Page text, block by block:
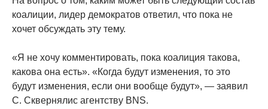
коалиции, лидер демократов ответил, что пока не
хочет обсуждать эту тему.
«Я не хочу комментировать, пока коалиция такова,
какова она есть». «Когда будут изменения, то это
будут изменения, если они вообще будут», — заявил
С. Сквернялис агентству BNS.